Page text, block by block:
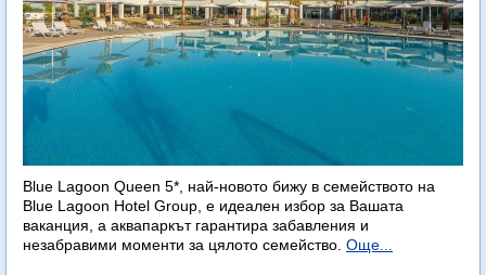
Blue Lagoon Queen 5*, най-новото бижу в семейството на
Blue Lagoon Hotel Group, е идеален избор за Вашата
ваканция, а аквапаркът гарантира забавления и
незабравими моменти за цялото семейство. Още...